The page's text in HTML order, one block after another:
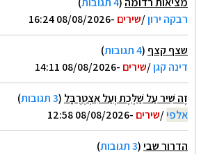
רבקה ירון/שירים -08/08/2026 16:24
שצף קצף (4 תגובות
)
דינה קגן/שירים -08/08/2026 14:11
זֶה שִׁיר עַל שַׁלֶּכֶת וְעַל אִצְטְרֻבָּל (3 תגובות
)
אלפי/שירים -08/08/2026 12:58
הדרור שבי(3 תגובות
)